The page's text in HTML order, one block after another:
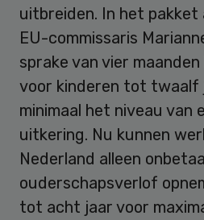
uitbreiden. In het pakket
EU-commissaris
sprake van vier
voor kinderen tot twaalf
minimaal het niveau van
uitkering. Nu kunnen
Nederland alleen
ouderschapsverlof
tot acht jaar voor